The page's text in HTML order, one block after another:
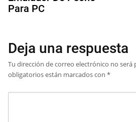
Para PC
Deja una respuesta
Tu dirección de correo electrónico no será
obligatorios están marcados con *